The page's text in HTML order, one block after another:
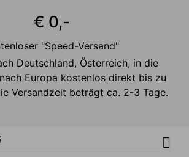
€ 0,-
"Speed-Versand"
Deutschland, Österreich, in die
Europa kostenlos direkt bis zu
Versandzeit beträgt ca. 2-3 Tage.